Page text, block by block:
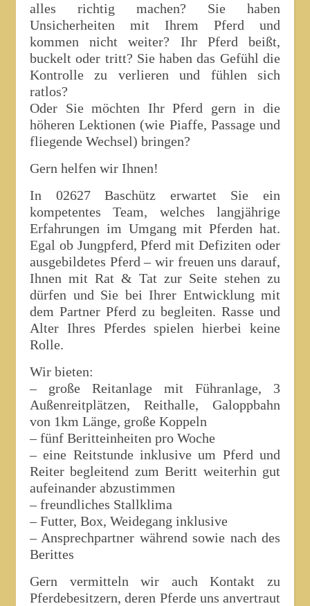
alles richtig machen? Sie haben
Unsicherheiten mit Ihrem Pferd und
kommen nicht weiter? Ihr Pferd beißt,
buckelt oder tritt? Sie haben das Gefühl die
Kontrolle zu verlieren und fühlen sich
ratlos?
Oder Sie möchten Ihr Pferd gern in die
höheren Lektionen (wie Piaffe, Passage und
fliegende Wechsel) bringen?
Gern helfen wir Ihnen!
In 02627 Baschütz erwartet Sie ein
kompetentes Team, welches langjährige
Erfahrungen im Umgang mit Pferden hat.
Egal ob Jungpferd, Pferd mit Defiziten oder
ausgebildetes Pferd – wir freuen uns darauf,
Ihnen mit Rat & Tat zur Seite stehen zu
dürfen und Sie bei Ihrer Entwicklung mit
dem Partner Pferd zu begleiten. Rasse und
Alter Ihres Pferdes spielen hierbei keine
Rolle.
Wir bieten:
– große Reitanlage mit Führanlage, 3
Außenreitplätzen, Reithalle, Galoppbahn
von 1km Länge, große Koppeln
– fünf Beritteinheiten pro Woche
– eine Reitstunde inklusive um Pferd und
Reiter begleitend zum Beritt weiterhin gut
aufeinander abzustimmen
– freundliches Stallklima
– Futter, Box, Weidegang inklusive
– Ansprechpartner während sowie nach des
Berittes
Gern vermitteln wir auch Kontakt zu
Pferdebesitzern, deren Pferde uns anvertraut